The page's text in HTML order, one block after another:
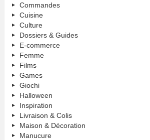
Commandes
Cuisine
Culture
Dossiers & Guides
E-commerce
Femme
Films
Games
Giochi
Halloween
Inspiration
Livraison & Colis
Maison & Décoration
Manucure